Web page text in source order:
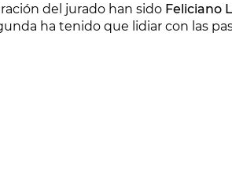
del jurado han sido Feliciano
ha tenido que lidiar con las